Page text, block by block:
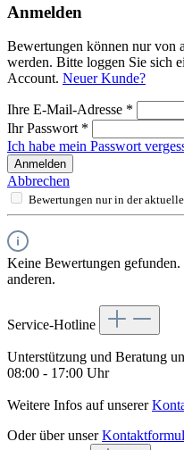
Anmelden
Bewertungen können nur von
werden. Bitte loggen Sie sich
Account. Neuer Kunde?
Ihre E-Mail-Adresse *
Ihr Passwort *
Ich habe mein Passwort
Anmelden
Abbrechen
Bewertungen nur in der
Keine Bewertungen
anderen.
Service-Hotline
Unterstützung und Beratung
08:00 - 17:00 Uhr
Weitere Infos auf unserer
Oder über unser